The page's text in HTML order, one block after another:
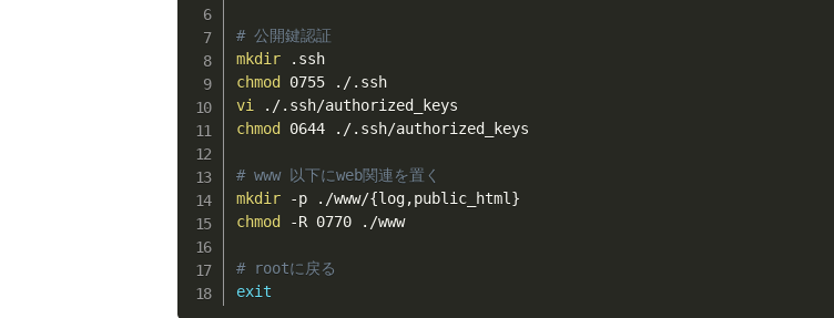
# 公開鍵認証
mkdir
chmod
vi
chmod
0644 ./.ssh/authorized_keys
# www 以下にweb関連を置く
mkdir -p ./www/{log,public_html }
chmod
-R 0770 ./www
# rootに戻る
exit